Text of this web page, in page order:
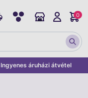
Ingyenes áruházi átvétel
0